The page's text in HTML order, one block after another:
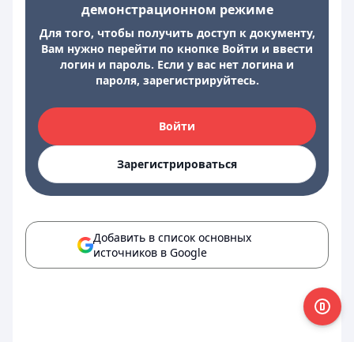
демонстрационном режиме
Для того, чтобы получить доступ к документу,
Вам нужно перейти по кнопке Войти и ввести
логин и пароль. Если у вас нет логина и
пароля, зарегистрируйтесь.
Войти
Зарегистрироваться
Добавить в список основных
источников в Google